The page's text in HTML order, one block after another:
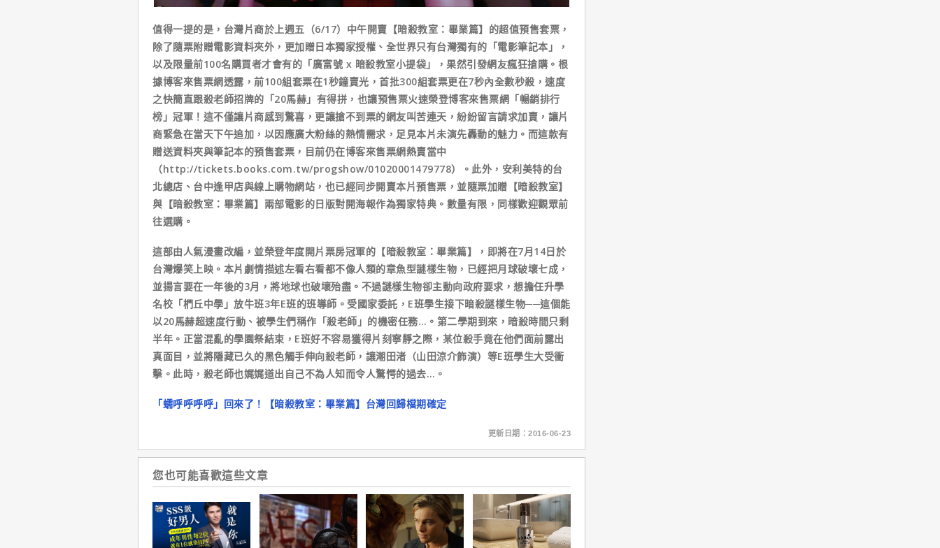
值得一提的是，台灣片商於上週五（6/17）中午開賣【暗殺教室：畢業篇】的超值預售套票，
除了隨票附贈電影資料夾外，更加贈日本獨家授權、全世界只有台灣獨有的「電影筆記本」，
以及限量前100名購買者才會有的「廣富號 x 暗殺教室小提袋」，果然引發網友瘋狂搶購。根
據博客來售票網透露，前100組套票在1秒鐘賣光，首批300組套票更在7秒內全數秒殺，速度
之快簡直跟殺老師招牌的「20馬赫」有得拼，也讓預售票火速榮登博客來售票網「暢銷排行
榜」冠軍！這不僅讓片商感到驚喜，更讓搶不到票的網友叫苦連天，紛紛留言請求加賣，讓片
商緊急在當天下午追加，以因應廣大粉絲的熱情需求，足見本片未演先轟動的魅力。而這款有
贈送資料夾與筆記本的預售套票，目前仍在博客來售票網熱賣當中
（http://tickets.books.com.tw/progshow/01020001479778）。此外，安利美特的台
北總店、台中逢甲店與線上購物網站，也已經同步開賣本片預售票，並隨票加贈【暗殺教室】
與【暗殺教室：畢業篇】兩部電影的日版對開海報作為獨家特典。數量有限，同樣歡迎觀眾前
往選購。
這部由人氣漫畫改編，並榮登年度開片票房冠軍的【暗殺教室：畢業篇】，即將在7月14日於
台灣爆笑上映。本片劇情描述左看右看都不像人類的章魚型謎樣生物，已經把月球破壞七成，
並揚言要在一年後的3月，將地球也破壞殆盡。不過謎樣生物卻主動向政府要求，想擔任升學
名校「椚丘中學」放牛班3年E班的班導師。受國家委託，E班學生接下暗殺謎樣生物──這個能
以20馬赫超速度行動、被學生們稱作「殺老師」的機密任務…。第二學期到來，暗殺時間只剩
半年。正當混亂的學園祭結束，E班好不容易獲得片刻寧靜之際，某位殺手竟在他們面前露出
真面目，並將隱藏已久的黑色觸手伸向殺老師，讓潮田渚（山田涼介飾演）等E班學生大受衝
擊。此時，殺老師也娓娓道出自己不為人知而令人驚愕的過去…。
「蠕呼呼呼呼」回來了！【暗殺教室：畢業篇】台灣回歸檔期確定
更新日期：2016-06-23
您也可能喜歡這些文章